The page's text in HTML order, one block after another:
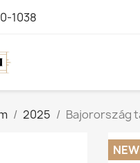
1038
2025 Bajorország
NEW